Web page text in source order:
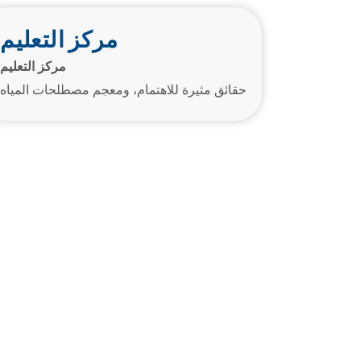
مركز التعليم
مركز التعليم
حقائق مثيرة للاهتمام، ومعجم مصطلحات المياه